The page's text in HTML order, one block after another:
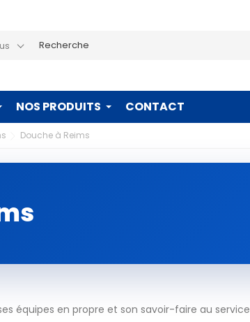
NOS PRODUITS CONTACT
Douche à Reims
équipes en propre et son savoir-faire au service